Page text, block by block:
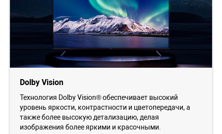
Dolby Vision
Технология Dolby Vision® обеспечивает высокий
уровень яркости, контрастности и цветопередачи, а
также более высокую детализацию, делая
изображения более яркими и красочными.